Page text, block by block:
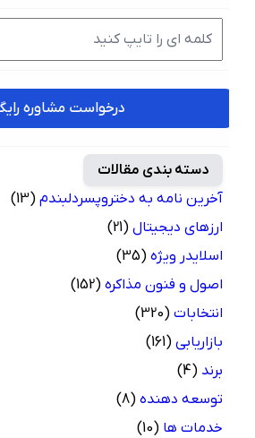
درخواست مشاوره رایگان
دسته بندی مقالات
آخرین نامه به دختروپسردلبندم (13)
ارزهای دیجیتال (21)
اسلایدر ویژه (35)
اصول و فنون مذاکره (152)
انتخابات (320)
بازاریابی (161)
(4)
توسعه دهنده (8)
خدمات ها (10)